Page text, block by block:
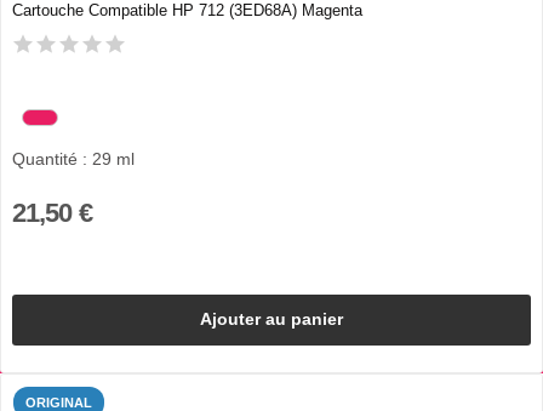
Cartouche Compatible HP 712 (3ED68A) Magenta
Quantité : 29 ml
21,50 €
Ajouter au panier
ORIGINAL